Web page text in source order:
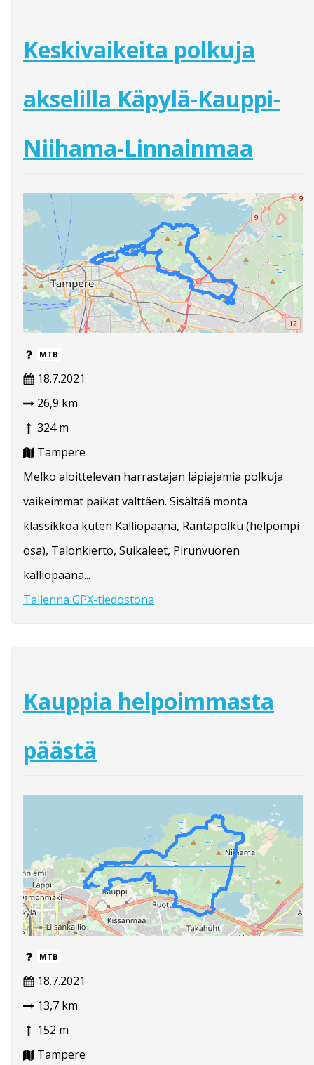
Keskivaikeita polkuja
akselilla Käpylä-Kauppi-
Niihama-Linnainmaa
MTB
18.7.2021
26,9 km
324 m
Tampere
Melko aloittelevan harrastajan läpiajamia polkuja
vaikeimmat paikat välttäen. Sisältää monta
klassikkoa kuten Kalliopaana, Rantapolku (helpompi
osa), Talonkierto, Suikaleet, Pirunvuoren
kalliopaana...
Tallenna GPX-tiedostona
Kauppia helpoimmasta
päästä
MTB
18.7.2021
13,7 km
152 m
Tampere